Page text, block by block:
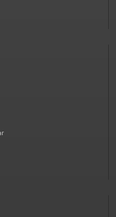
0
5 3 3 7
(öffnet in neuem Tab)
Datenschutzmodus